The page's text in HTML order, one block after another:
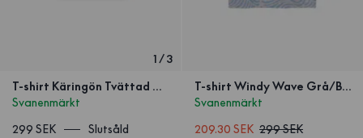
1/3
T-shirt Käringön Tvättad Orange Barn
Svanenmärkt
299 SEK
Slutsåld
T-shirt Windy Wave Grå/Blå Barn
Svanenmärkt
209.30 SEK 299 SEK